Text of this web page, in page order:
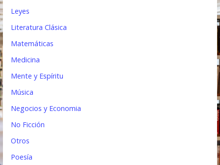
Leyes
Literatura Clásica
Matemáticas
Medicina
Mente y Espíritu
Música
Negocios y Economia
No Ficción
Otros
Poesía